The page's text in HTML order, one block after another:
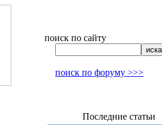
поиск по сайту
поиск по форуму >>>
Последние статьи